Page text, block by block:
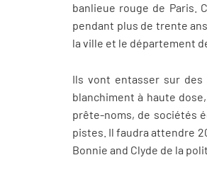
banlieue rouge de Paris.
pendant plus de trente
la ville et le département
Ils vont entasser sur
blanchiment à haute
prête-noms, de sociétés
pistes. Il faudra attendre
Bonnie and Clyde de la